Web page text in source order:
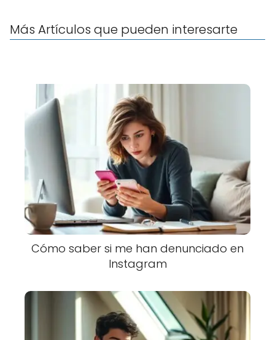
Más Artículos que pueden interesarte
Cómo saber si me han denunciado en
Instagram